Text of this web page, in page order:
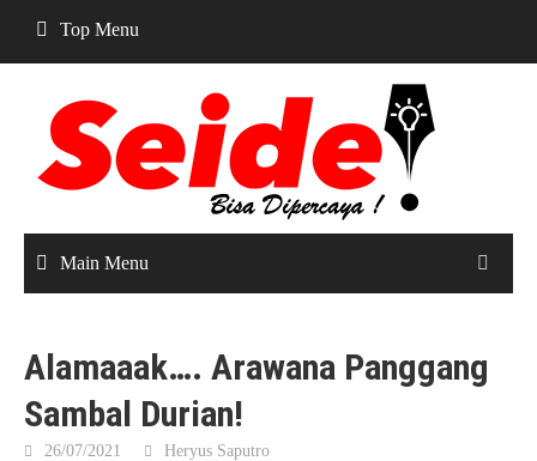
content
Top Menu
Main Menu
Alamaaak…. Arawana Panggang
Sambal Durian!
26/07/2021 Heryus Saputro